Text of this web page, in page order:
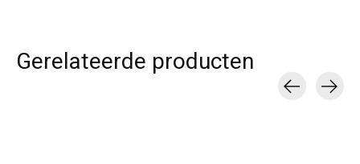
Gerelateerde producten